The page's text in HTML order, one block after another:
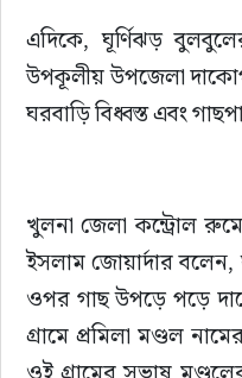
এদিকে, ঘূর্ণিঝড়
উপকূলীয় উপজেলা
ঘরবাড়ি বিধ্বস্ত এবং
খুলনা জেলা কন্ট্রোল
ইসলাম জোয়ার্দার
ওপর গাছ উপড়ে পড়ে
গ্রামে প্রমিলা মণ্ডল
ওই গ্রামের সুভাষ